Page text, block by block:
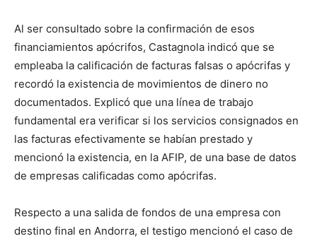
Al ser consultado sobre la confirmación de esos
financiamientos apócrifos, Castagnola indicó que se
empleaba la calificación de facturas falsas o apócrifas y
recordó la existencia de movimientos de dinero no
documentados. Explicó que una línea de trabajo
fundamental era verificar si los servicios consignados en
las facturas efectivamente se habían prestado y
mencionó la existencia, en la AFIP, de una base de datos
de empresas calificadas como apócrifas.
Respecto a una salida de fondos de una empresa con
destino final en Andorra, el testigo mencionó el caso de